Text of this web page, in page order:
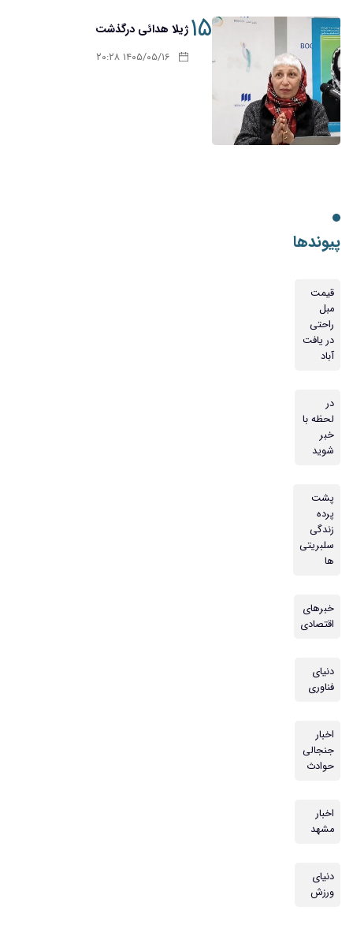
۱۵ژیلا هدائی درگذشت
۱۴۰۵/۰۵/۱۶ ۲۰:۲۸
پیوندها
قیمت
مبل
راحتی
در یافت
آباد
در
لحظه با
خبر
شوید
پشت
پرده
زندگی
سلبریتی
ها
خبرهای
اقتصادی
دنیای
فناوری
اخبار
جنجالی
حوادث
اخبار
مشهد
دنیای
ورزش